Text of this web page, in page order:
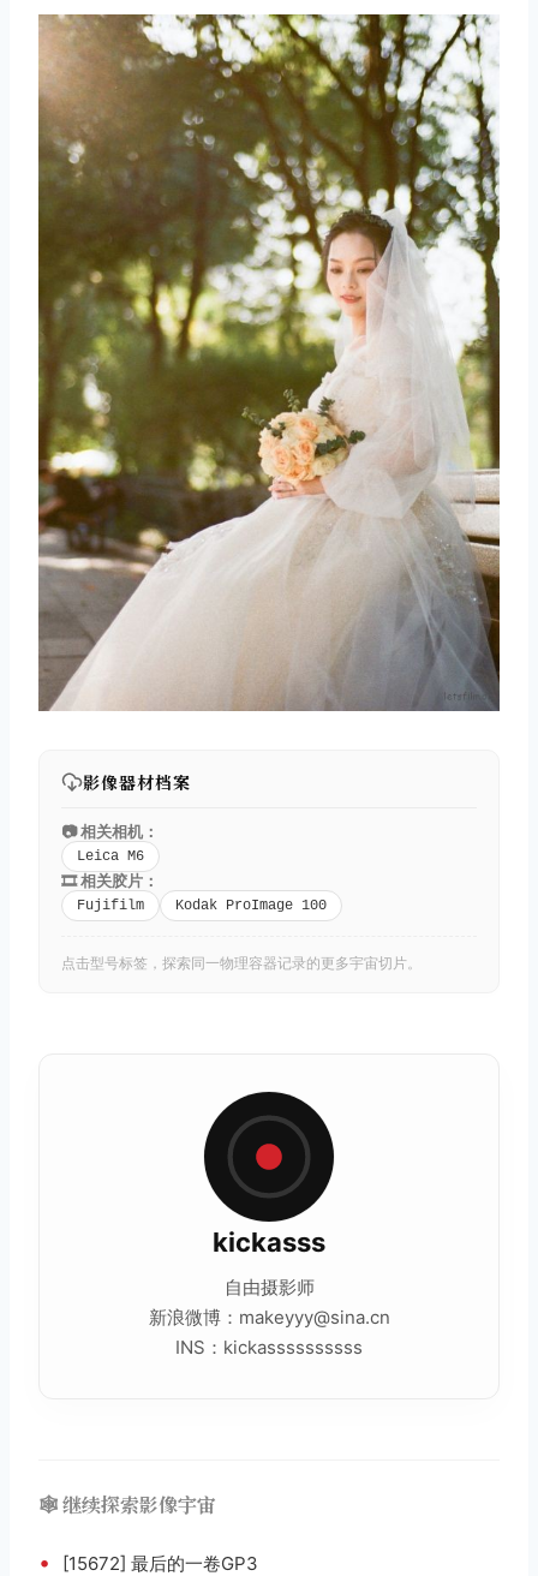
影像器材档案
📷 相关相机：
Leica M6
🎞️ 相关胶片：
Fujifilm Kodak ProImage 100
点击型号标签，探索同一物理容器记录的更多宇宙切片。
kickasss
自由摄影师
新浪微博：makeyyy@sina.cn
INS：kickassssssssss
🕸️ 继续探索影像宇宙
• [15672] 最后的一卷GP3
取消 搜索